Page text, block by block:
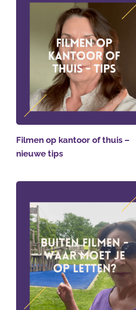
Filmen op kantoor of thuis –
nieuwe tips